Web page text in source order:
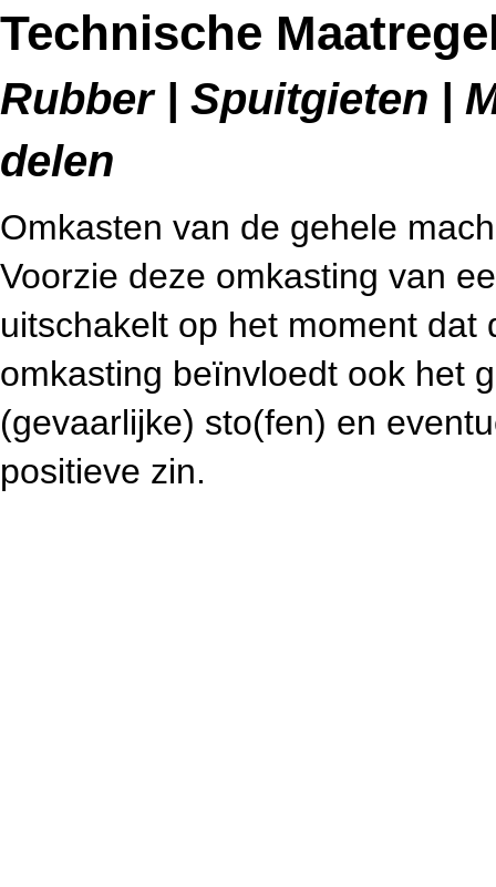
Technische
Rubber | Spuitgieten |
delen
Omkasten van de gehele
Voorzie deze omkasting van
uitschakelt op het moment
omkasting beïnvloedt ook het
(gevaarlijke) sto(fen) en
positieve zin.